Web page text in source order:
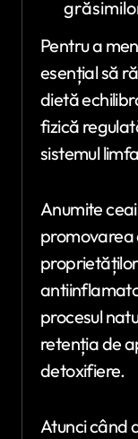
Pentru a
esențial să
dietă
fizică
sistemul
Anumite
promovarea
procesul
retenția de
detoxifiere.
Atunci când